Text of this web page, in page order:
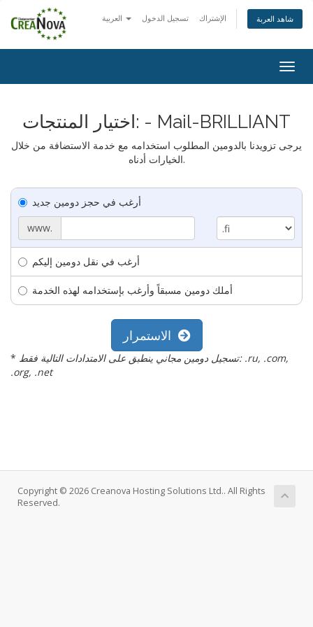
تسجيل الدخول الإشتراك شاهد العربة
اختيار المنتجات: - Mail-BRILLIANT
يرجى تزويدنا بالدومين المطلوب استخدامه مع خدمة الاستضافة من خلال
الخيارات أدناه.
أرغب في حجز دومين جديد
www.
أرغب في نقل دومين إليكم
أملك دومين مسبقاً وأرغب بإستخدامه لهذه الخدمة
* تسجيل دومين مجاني ينطبق على الامتدادات التالية فقط: .ru, .com,
.org, .net
Copyright © 2026 Creanova Hosting Solutions Ltd.. All Rights
Reserved.